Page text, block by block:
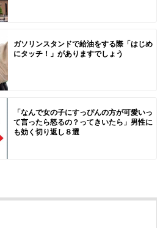
ガソリンスタンドで給油をする際「はじめ
にタッチ！」がありますでしょう
「なんで女の子にすっぴんの方が可愛いっ
て言ったら怒るの？ってきいたら」男性に
も効く切り返し８選